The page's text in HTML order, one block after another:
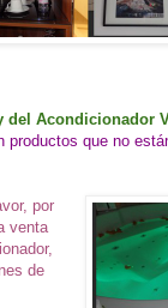
del Acondicionador
productos que no
por
venta
de